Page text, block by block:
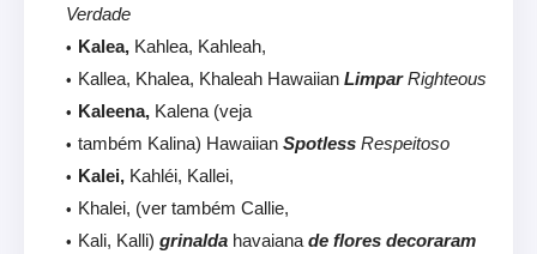
Verdade
Kalea, Kahlea, Kahleah,
Kallea, Khalea, Khaleah Hawaiian LimparRighteous
Kaleena, Kalena (veja
também Kalina) Hawaiian Spotless Respeitoso
Kalei, Kahléi, Kallei,
Khalei, (ver também Callie,
Kali, Kalli) grinalda havaiana de flores decoraram